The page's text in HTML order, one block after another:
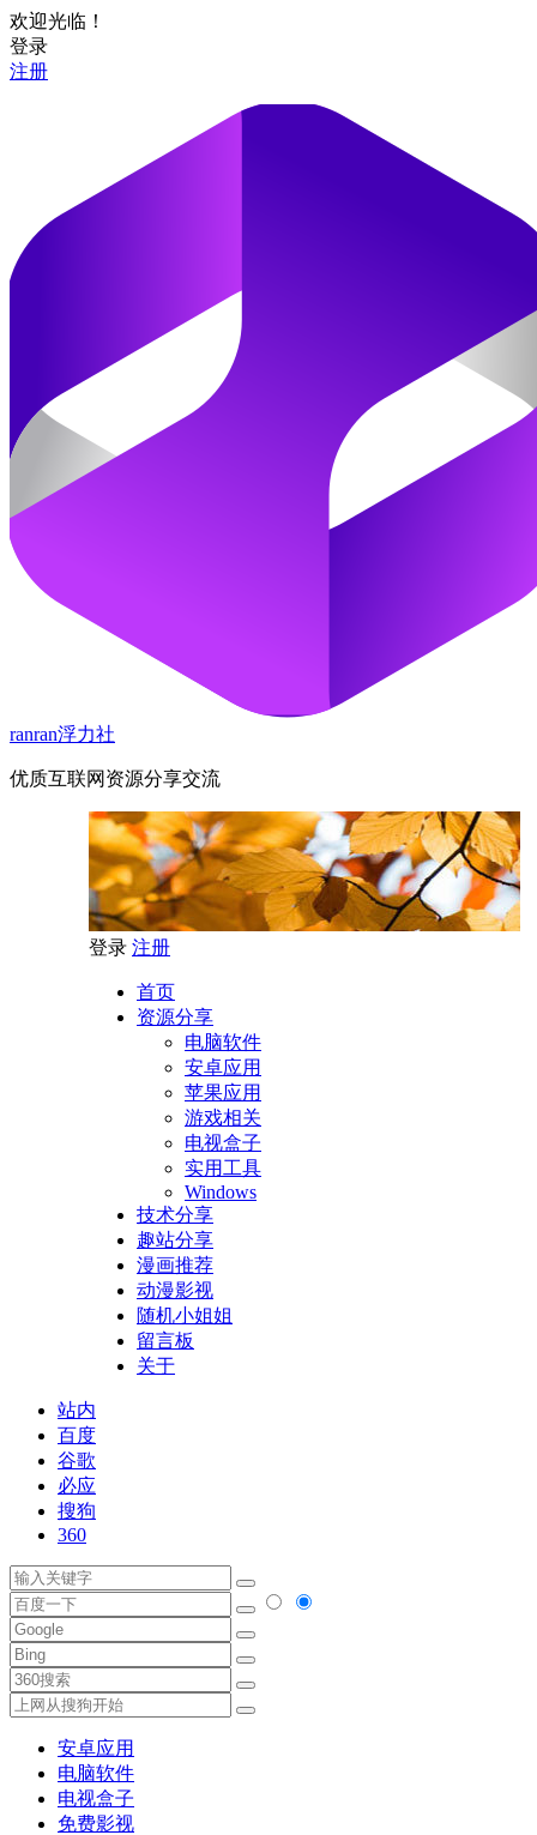
欢迎光临！
登录
注册
ranran浮力社
优质互联网资源分享交流
登录 注册
首页
资源分享
电脑软件
安卓应用
苹果应用
游戏相关
电视盒子
实用工具
Windows
技术分享
趣站分享
漫画推荐
动漫影视
随机小姐姐
留言板
关于
站内
百度
谷歌
必应
搜狗
360
安卓应用
电脑软件
电视盒子
免费影视